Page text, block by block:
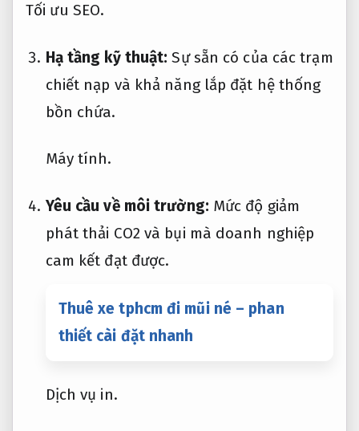
Tối ưu SEO.
Hạ tầng kỹ thuật: Sự sẵn có của các trạm
chiết nạp và khả năng lắp đặt hệ thống
bồn chứa.
Máy tính.
Yêu cầu về môi trường: Mức độ giảm
phát thải CO2 và bụi mà doanh nghiệp
cam kết đạt được.
Thuê xe tphcm đi mũi né – phan
thiết cài đặt nhanh
Dịch vụ in.